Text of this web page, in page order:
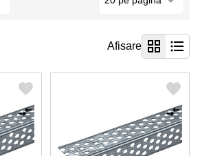
Afisare